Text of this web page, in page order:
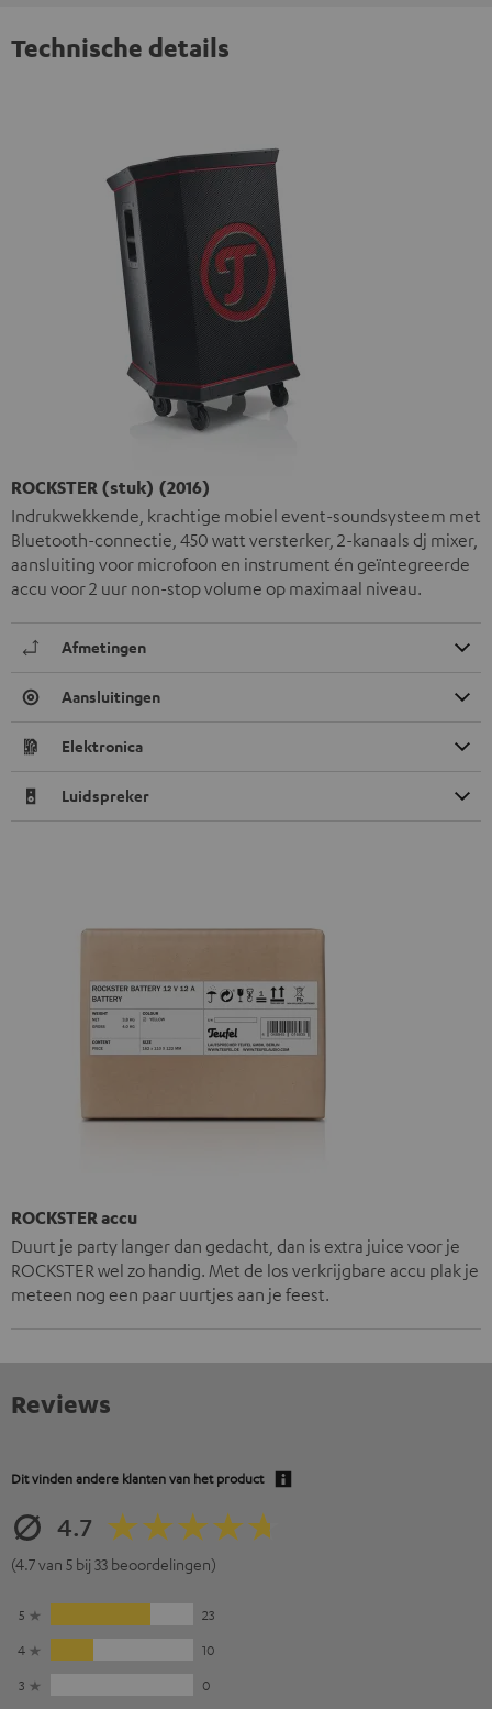
Technische details
ROCKSTER (stuk) (2016)
Indrukwekkende, krachtige mobiel event-soundsysteem met
Bluetooth-connectie, 450 watt versterker, 2-kanaals dj mixer,
aansluiting voor microfoon en instrument én geïntegreerde
accu voor 2 uur non-stop volume op maximaal niveau.
Afmetingen
Aansluitingen
Elektronica
Luidspreker
ROCKSTER accu
Duurt je party langer dan gedacht, dan is extra juice voor je
ROCKSTER wel zo handig. Met de los verkrijgbare accu plak je
meteen nog een paar uurtjes aan je feest.
Reviews
Dit vinden andere klanten van het product
4.7
(4.7 van 5 bij 33 beoordelingen)
5
23
4
10
3
0